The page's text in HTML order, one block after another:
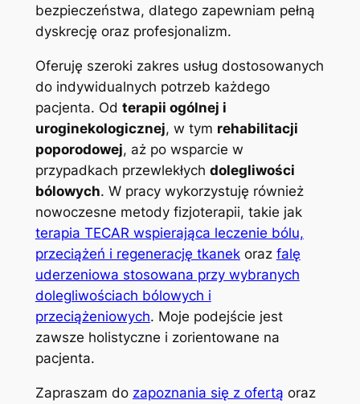
bezpieczeństwa, dlatego zapewniam pełną
dyskrecję oraz profesjonalizm.
Oferuję szeroki zakres usług dostosowanych
do indywidualnych potrzeb każdego
pacjenta. Od terapii ogólnej i
uroginekologicznej, w tym rehabilitacji
poporodowej, aż po wsparcie w
przypadkach przewlekłych dolegliwości
bólowych. W pracy wykorzystuję również
nowoczesne metody fizjoterapii, takie jak
terapia TECAR wspierająca leczenie bólu,
przeciążeń i regenerację tkanekoraz falę
uderzeniowa stosowana przy wybranych
dolegliwościach bólowych i
przeciążeniowych. Moje podejście jest
zawsze holistyczne i zorientowane na
pacjenta.
Zapraszam do zapoznania się z ofertą oraz